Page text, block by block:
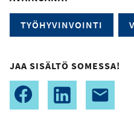
TYÖHYVINVOINTI
JAA SISÄLTÖ SOMESSA!